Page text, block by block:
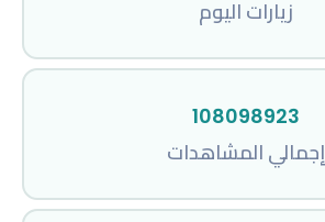
زيارات اليوم
108098923
إجمالي المشاهدات